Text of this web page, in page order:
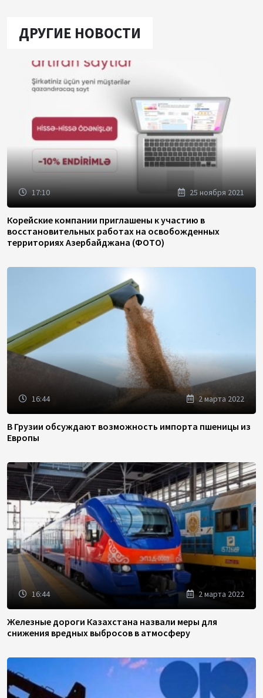
ДРУГИЕ НОВОСТИ
17:10 25 ноября 2021
Корейские компании приглашены к участию в
восстановительных работах на освобожденных
территориях Азербайджана (ФОТО)
16:44 2 марта 2022
В Грузии обсуждают возможность импорта пшеницы из
Европы
16:44 2 марта 2022
Железные дороги Казахстана назвали меры для
снижения вредных выбросов в атмосферу